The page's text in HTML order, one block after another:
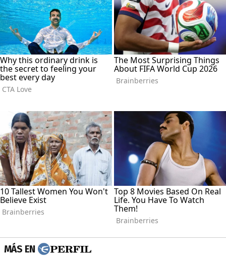
MÁS EN